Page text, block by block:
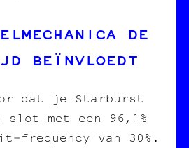
DE
BEÏNVLOEDT
dat je Starburst
met een 96,1%
van 30%.